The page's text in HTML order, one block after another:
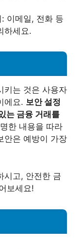
이메일, 전화 등
하세요.
키는 것은 사용자
에요. 보안 설정
는 금융 거래를
한 내용을 따라
안은 예방이 가장
시고, 안전한 금
보세요!